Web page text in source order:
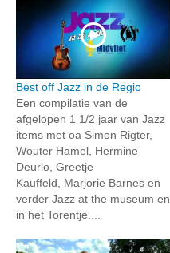
Best off Jazz in de Regio
Een compilatie van de
afgelopen 1 1/2 jaar van Jazz
items met oa Simon Rigter,
Wouter Hamel, Hermine
Deurlo, Greetje
Kauffeld, Marjorie Barnes en
verder Jazz at the museum en
in het Torentje....